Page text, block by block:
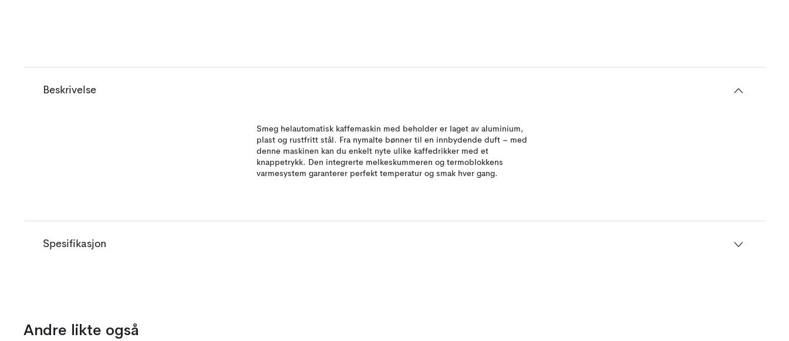
Beskrivelse
Smeg helautomatisk kaffemaskin med beholder er laget av aluminium,
plast og rustfritt stål. Fra nymalte bønner til en innbydende duft – med
denne maskinen kan du enkelt nyte ulike kaffedrikker med et
knappetrykk. Den integrerte melkeskummeren og termoblokkens
varmesystem garanterer perfekt temperatur og smak hver gang.
Spesifikasjon
Andre likte også